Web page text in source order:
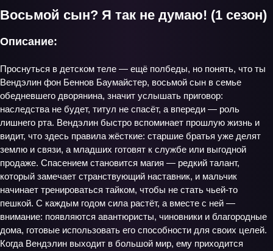
Восьмой сын? Я так не думаю! (1 сезон)
Описание:
Проснуться в детском теле — ещё полбеды, но понять, что ты
Вендэлин фон Беннов Баумайстер, восьмой сын в семье
обедневшего дворянина, значит услышать приговор:
наследства не будет, титул не спасёт, а впереди — роль
лишнего рта. Вендэлин быстро вспоминает прошлую жизнь и
видит, что здесь правила жёсткие: старшие братья уже делят
землю и связи, а младших готовят к службе или выгодной
продаже. Спасением становится магия — редкий талант,
который замечает странствующий наставник, и мальчик
начинает тренироваться тайком, чтобы не стать чьей‑то
пешкой. С каждым годом сила растёт, а вместе с ней —
внимание: появляются авантюристы, чиновники и благородные
дома, готовые использовать его способности для своих целей.
Когда Вендэлин выходит в большой мир, ему приходится